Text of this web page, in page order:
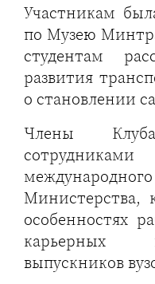
Участникам
по Музею
студентам
развития
о становлении
Члены
Министерства,
особенностях
карьерных
выпускников